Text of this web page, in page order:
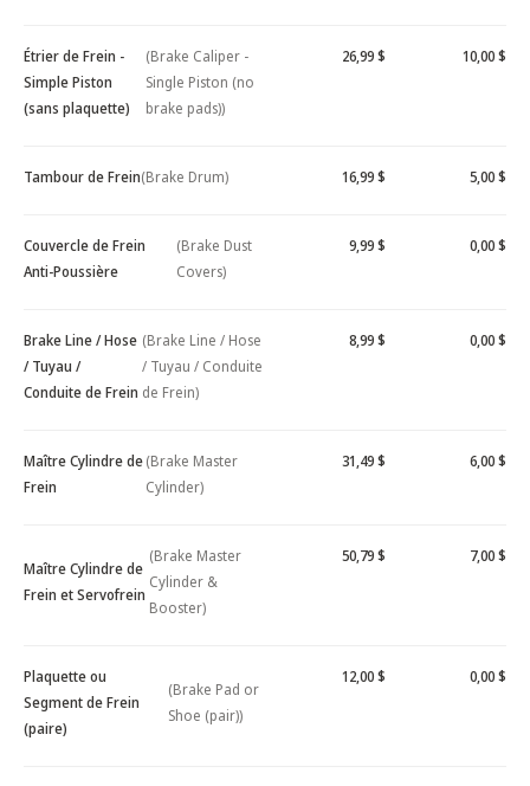
Étrier de Frein -
Simple Piston
(sans plaquette)
(Brake Caliper -
Single Piston (no
brake pads))
26,99 $ 10,00 $
Tambour de Frein(Brake Drum) 16,99 $ 5,00 $
Couvercle de Frein
Anti-Poussière
(Brake Dust
Covers)
9,99 $ 0,00 $
Brake Line / Hose
/ Tuyau /
Conduite de Frein
(Brake Line / Hose
/ Tuyau / Conduite
de Frein)
8,99 $ 0,00 $
Maître Cylindre de
Frein
(Brake Master
Cylinder)
31,49 $ 6,00 $
Maître Cylindre de
Frein et Servofrein
(Brake Master
Cylinder &
Booster)
50,79 $ 7,00 $
Plaquette ou
Segment de Frein
(paire)
(Brake Pad or
Shoe (pair))
12,00 $ 0,00 $